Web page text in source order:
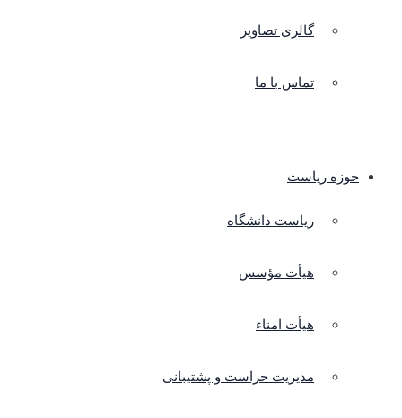
گالری تصاویر
تماس با ما
حوزه ریاست
ریاست دانشگاه
هیأت مؤسس
هیأت امناء
مدیریت حراست و پشتیبانی